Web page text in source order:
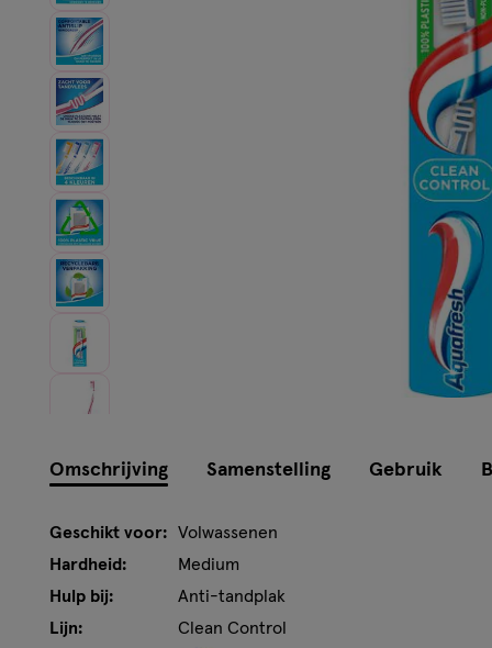
Omschrijving Samenstelling Gebruik
Geschikt voor:
Volwassenen
Hardheid:
Medium
Hulp bij:
Anti-tandplak
Lijn:
Clean Control